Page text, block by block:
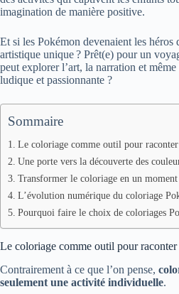
imagination de manière positive.
Et si les Pokémon devenaient les héros
artistique unique ? Prêt(e) pour un
peut explorer l’art, la narration et
ludique et passionnante ?
Sommaire
Le coloriage comme outil pour
Une porte vers la découverte des
Transformer le coloriage en un
L’évolution numérique du coloriage
Pourquoi faire le choix de coloriages
Le coloriage comme outil pour raconter
Contrairement à ce que l’on pense,
seulement une activité individuelle.